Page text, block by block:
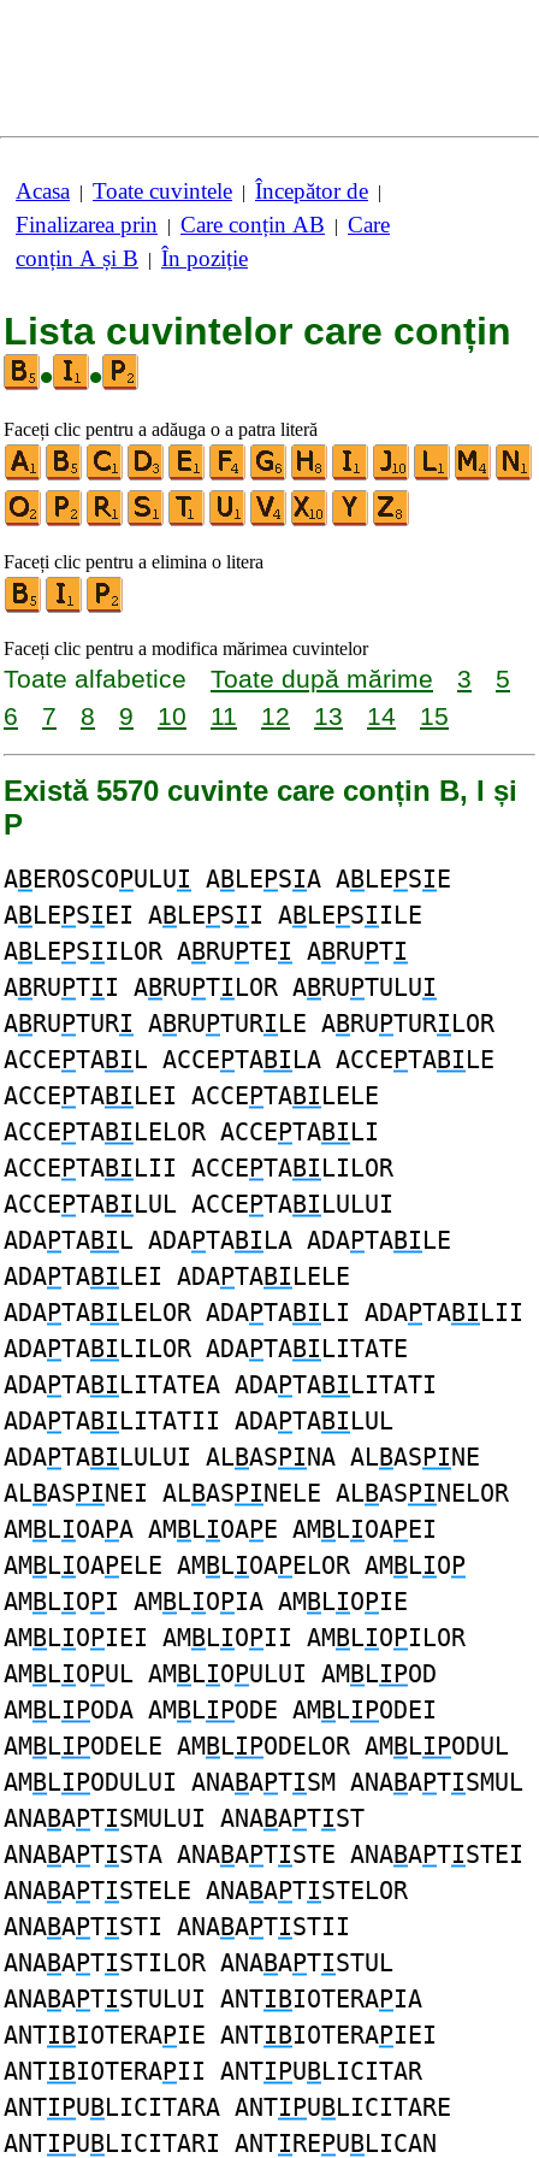
Acasa | Toate cuvintele | Începător de |
Finalizarea prin | Care conțin AB | Care
conțin A și B | În poziție
Lista cuvintelor care conțin
•
•
Faceți clic pentru a adăuga o a patra literă
Faceți clic pentru a elimina o litera
Faceți clic pentru a modifica mărimea cuvintelor
Toate alfabetice Toate după mărime 3
5
6
7 8 9 10 11 12 13 14 15
Există 5570 cuvinte care conțin B, I și
P
ABEROSCOPULUI ABLEPSIA ABLEPSIE
ABLEPSIEI ABLEPSII ABLEPSIILE
ABLEPSIILOR ABRUPTEI ABRUPTI
ABRUPTII ABRUPTILOR ABRUPTULUI
ABRUPTURI ABRUPTURILE ABRUPTURILOR
ACCEPTABIL ACCEPTABILA ACCEPTABILE
ACCEPTABILEI ACCEPTABILELE
ACCEPTABILELOR ACCEPTABILI
ACCEPTABILII ACCEPTABILILOR
ACCEPTABILUL ACCEPTABILULUI
ADAPTABIL ADAPTABILA ADAPTABILE
ADAPTABILEI ADAPTABILELE
ADAPTABILELOR ADAPTABILI ADAPTABILII
ADAPTABILILOR ADAPTABILITATE
ADAPTABILITATEA ADAPTABILITATI
ADAPTABILITATII ADAPTABILUL
ADAPTABILULUI ALBASPINA ALBASPINE
ALBASPINEI ALBASPINELE ALBASPINELOR
AMBLIOAPA AMBLIOAPE AMBLIOAPEI
AMBLIOAPELE AMBLIOAPELOR AMBLIOP
AMBLIOPI AMBLIOPIA AMBLIOPIE
AMBLIOPIEI AMBLIOPII AMBLIOPILOR
AMBLIOPUL AMBLIOPULUI AMBLIPOD
AMBLIPODA AMBLIPODE AMBLIPODEI
AMBLIPODELE AMBLIPODELOR AMBLIPODUL
AMBLIPODULUI ANABAPTISM ANABAPTISMUL
ANABAPTISMULUI ANABAPTIST
ANABAPTISTA ANABAPTISTE ANABAPTISTEI
ANABAPTISTELE ANABAPTISTELOR
ANABAPTISTI ANABAPTISTII
ANABAPTISTILOR ANABAPTISTUL
ANABAPTISTULUI ANTIBIOTERAPIA
ANTIBIOTERAPIE ANTIBIOTERAPIEI
ANTIBIOTERAPII ANTIPUBLICITAR
ANTIPUBLICITARA ANTIPUBLICITARE
ANTIPUBLICITARI ANTIREPUBLICAN